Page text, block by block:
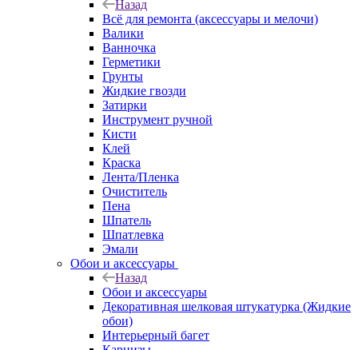
Назад
Всё для ремонта (аксессуары и мелочи)
Валики
Ванночка
Герметики
Грунты
Жидкие гвозди
Затирки
Инструмент ручной
Кисти
Клей
Краска
Лента/Пленка
Очиститель
Пена
Шпатель
Шпатлевка
Эмали
Обои и аксессуары
Назад
Обои и аксессуары
Декоративная шелковая штукатурка (Жидкие
обои)
Интерьерный багет